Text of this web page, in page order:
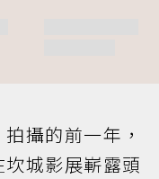
攝的前一年，
城影展嶄露頭